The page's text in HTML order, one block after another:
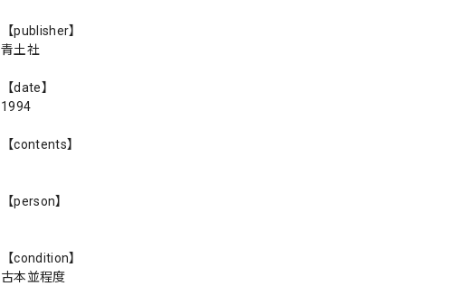
【publisher】
青土社
【date】
1994
【contents】
【person】
【condition】
古本並程度